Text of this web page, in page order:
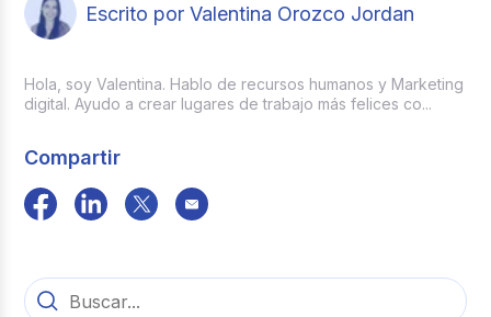
Escrito por Valentina Orozco Jordan
Hola, soy Valentina. Hablo de recursos humanos y Marketing
digital. Ayudo a crear lugares de trabajo más felices co...
Compartir